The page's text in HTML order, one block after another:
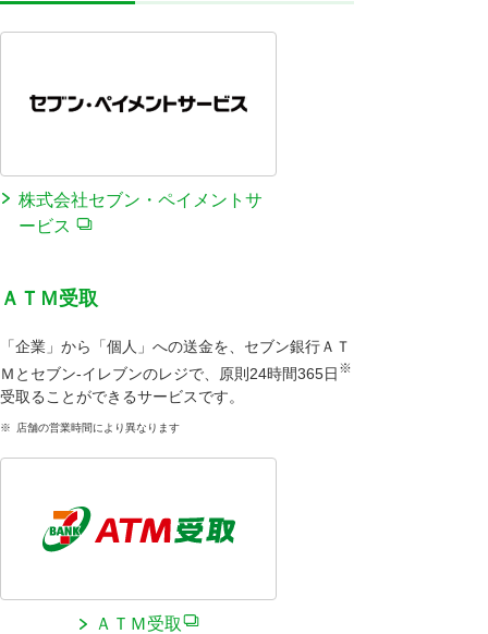
株式会社セブン・ペイメントサ
ービス
ＡＴＭ受取
「企業」から「個人」への送金を、セブン銀行ＡＴ
Ｍとセブン‐イレブンのレジで、原則24時間365日 ※
受取ることができるサービスです。
※ 店舗の営業時間により異なります
ＡＴＭ受取